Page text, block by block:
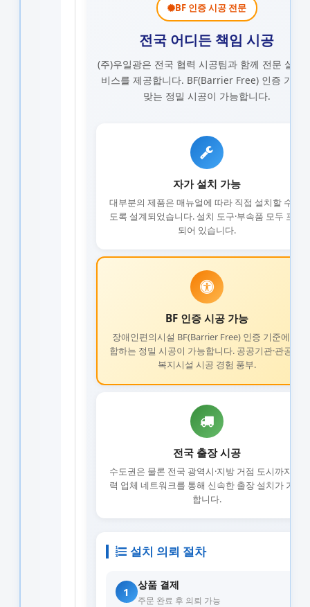
BF 인증 시공 전문
전국 어디든 책임 시공
(주)우일광은 전국 협력 시공팀과 함께 전문 설치
비스를 제공합니다. BF(Barrier Free) 인증 기준
맞는 정밀 시공이 가능합니다.
자가 설치 가능
대부분의 제품은 매뉴얼에 따라 직접 설치할 수 있
도록 설계되었습니다. 설치 도구·부속품 모두 포함
되어 있습니다.
BF 인증 시공 가능
장애인편의시설 BF(Barrier Free) 인증 기준에 부
합하는 정밀 시공이 가능합니다. 공공기관·관공서·
복지시설 시공 경험 풍부.
전국 출장 시공
수도권은 물론 전국 광역시·지방 거점 도시까지 협
력 업체 네트워크를 통해 신속한 출장 설치가 가능
합니다.
설치 의뢰 절차
1
상품 결제
주문 완료 후 의뢰 가능